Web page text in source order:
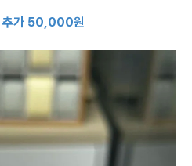
추가 50,000원